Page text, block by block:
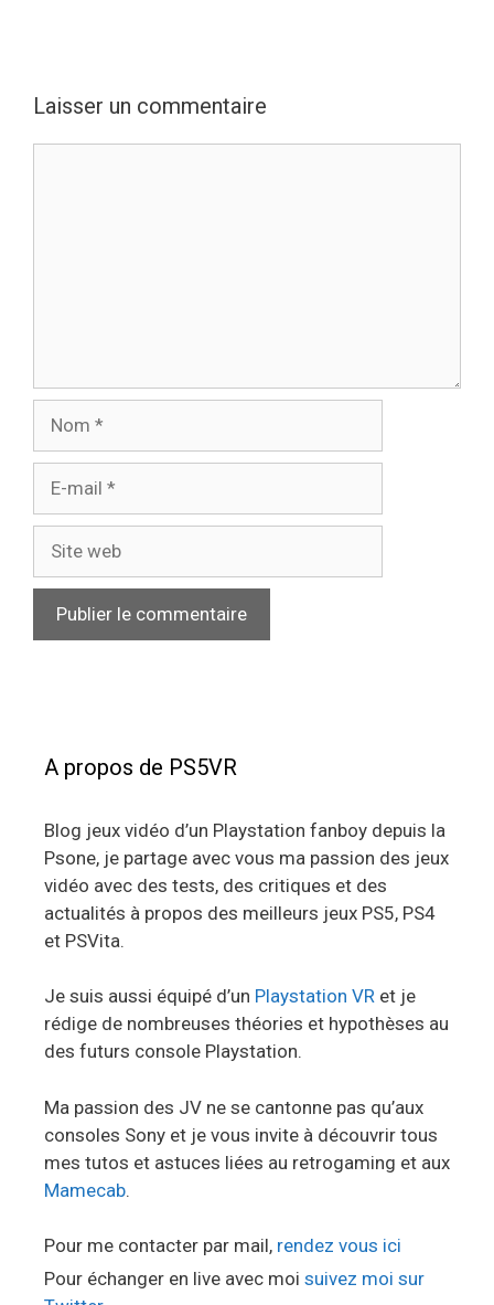
Laisser un commentaire
mail
web
A propos de PS5VR
Blog jeux vidéo d’un Playstation fanboy depuis la
Psone, je partage avec vous ma passion des jeux
vidéo avec des tests, des critiques et des
actualités à propos des meilleurs jeux PS5, PS4
et PSVita.
Je suis aussi équipé d’un Playstation VR et je
rédige de nombreuses théories et hypothèses au
des futurs console Playstation.
Ma passion des JV ne se cantonne pas qu’aux
consoles Sony et je vous invite à découvrir tous
mes tutos et astuces liées au retrogaming et aux
Mamecab.
Pour me contacter par mail, rendez vous ici
Pour échanger en live avec moi suivez moi sur